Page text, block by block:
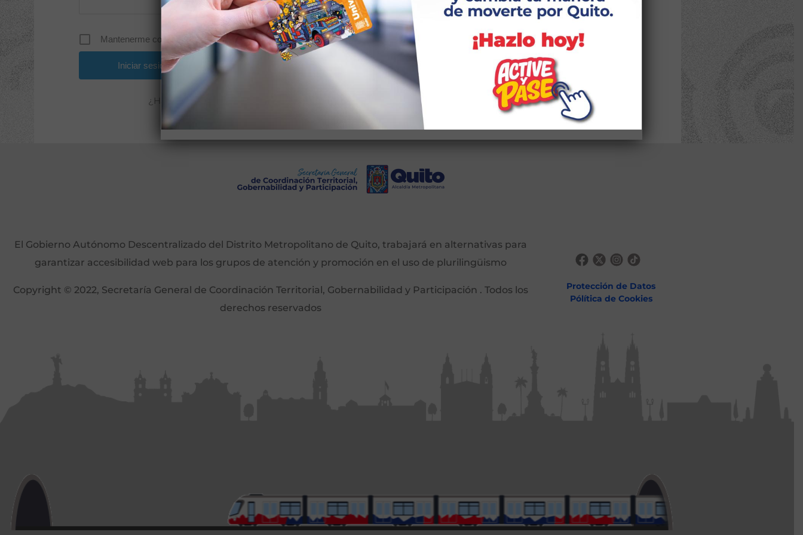
Mantenerme conectado
Registro
¿Has olvidado tu contraseña?
El Gobierno Autónomo Descentralizado del Distrito Metropolitano de Quito, trabajará en alternativas para
garantizar accesibilidad web para los grupos de atención y promoción en el uso de plurilingüismo
Copyright © 2022, Secretaría General de Coordinación Territorial, Gobernabilidad y Participación . Todos los
derechos reservados
Protección de Datos
Pólítica de Cookies